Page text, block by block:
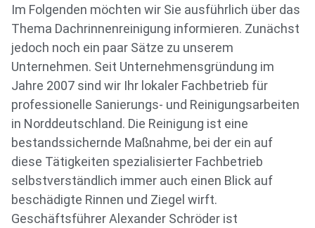
Im Folgenden möchten wir Sie ausführlich über das
Thema Dachrinnenreinigung informieren. Zunächst
jedoch noch ein paar Sätze zu unserem
Unternehmen. Seit Unternehmensgründung im
Jahre 2007 sind wir Ihr lokaler Fachbetrieb für
professionelle Sanierungs- und Reinigungsarbeiten
in Norddeutschland. Die Reinigung ist eine
bestandssichernde Maßnahme, bei der ein auf
diese Tätigkeiten spezialisierter Fachbetrieb
selbstverständlich immer auch einen Blick auf
beschädigte Rinnen und Ziegel wirft.
Geschäftsführer Alexander Schröder ist